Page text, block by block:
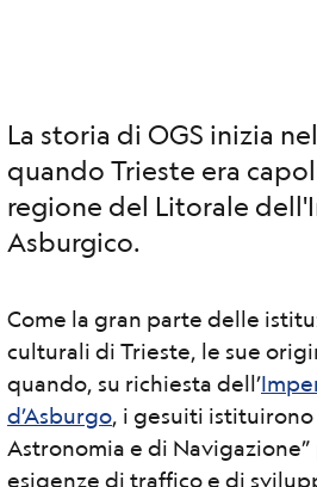
La storia di OGS inizia
quando Trieste era
regione del Litorale
Asburgico.
Come la gran parte delle
culturali di Trieste, le sue
quando, su richiesta dell’
d’Asburgo, i gesuiti istituirono
Astronomia e di
esigenze di traffico e di